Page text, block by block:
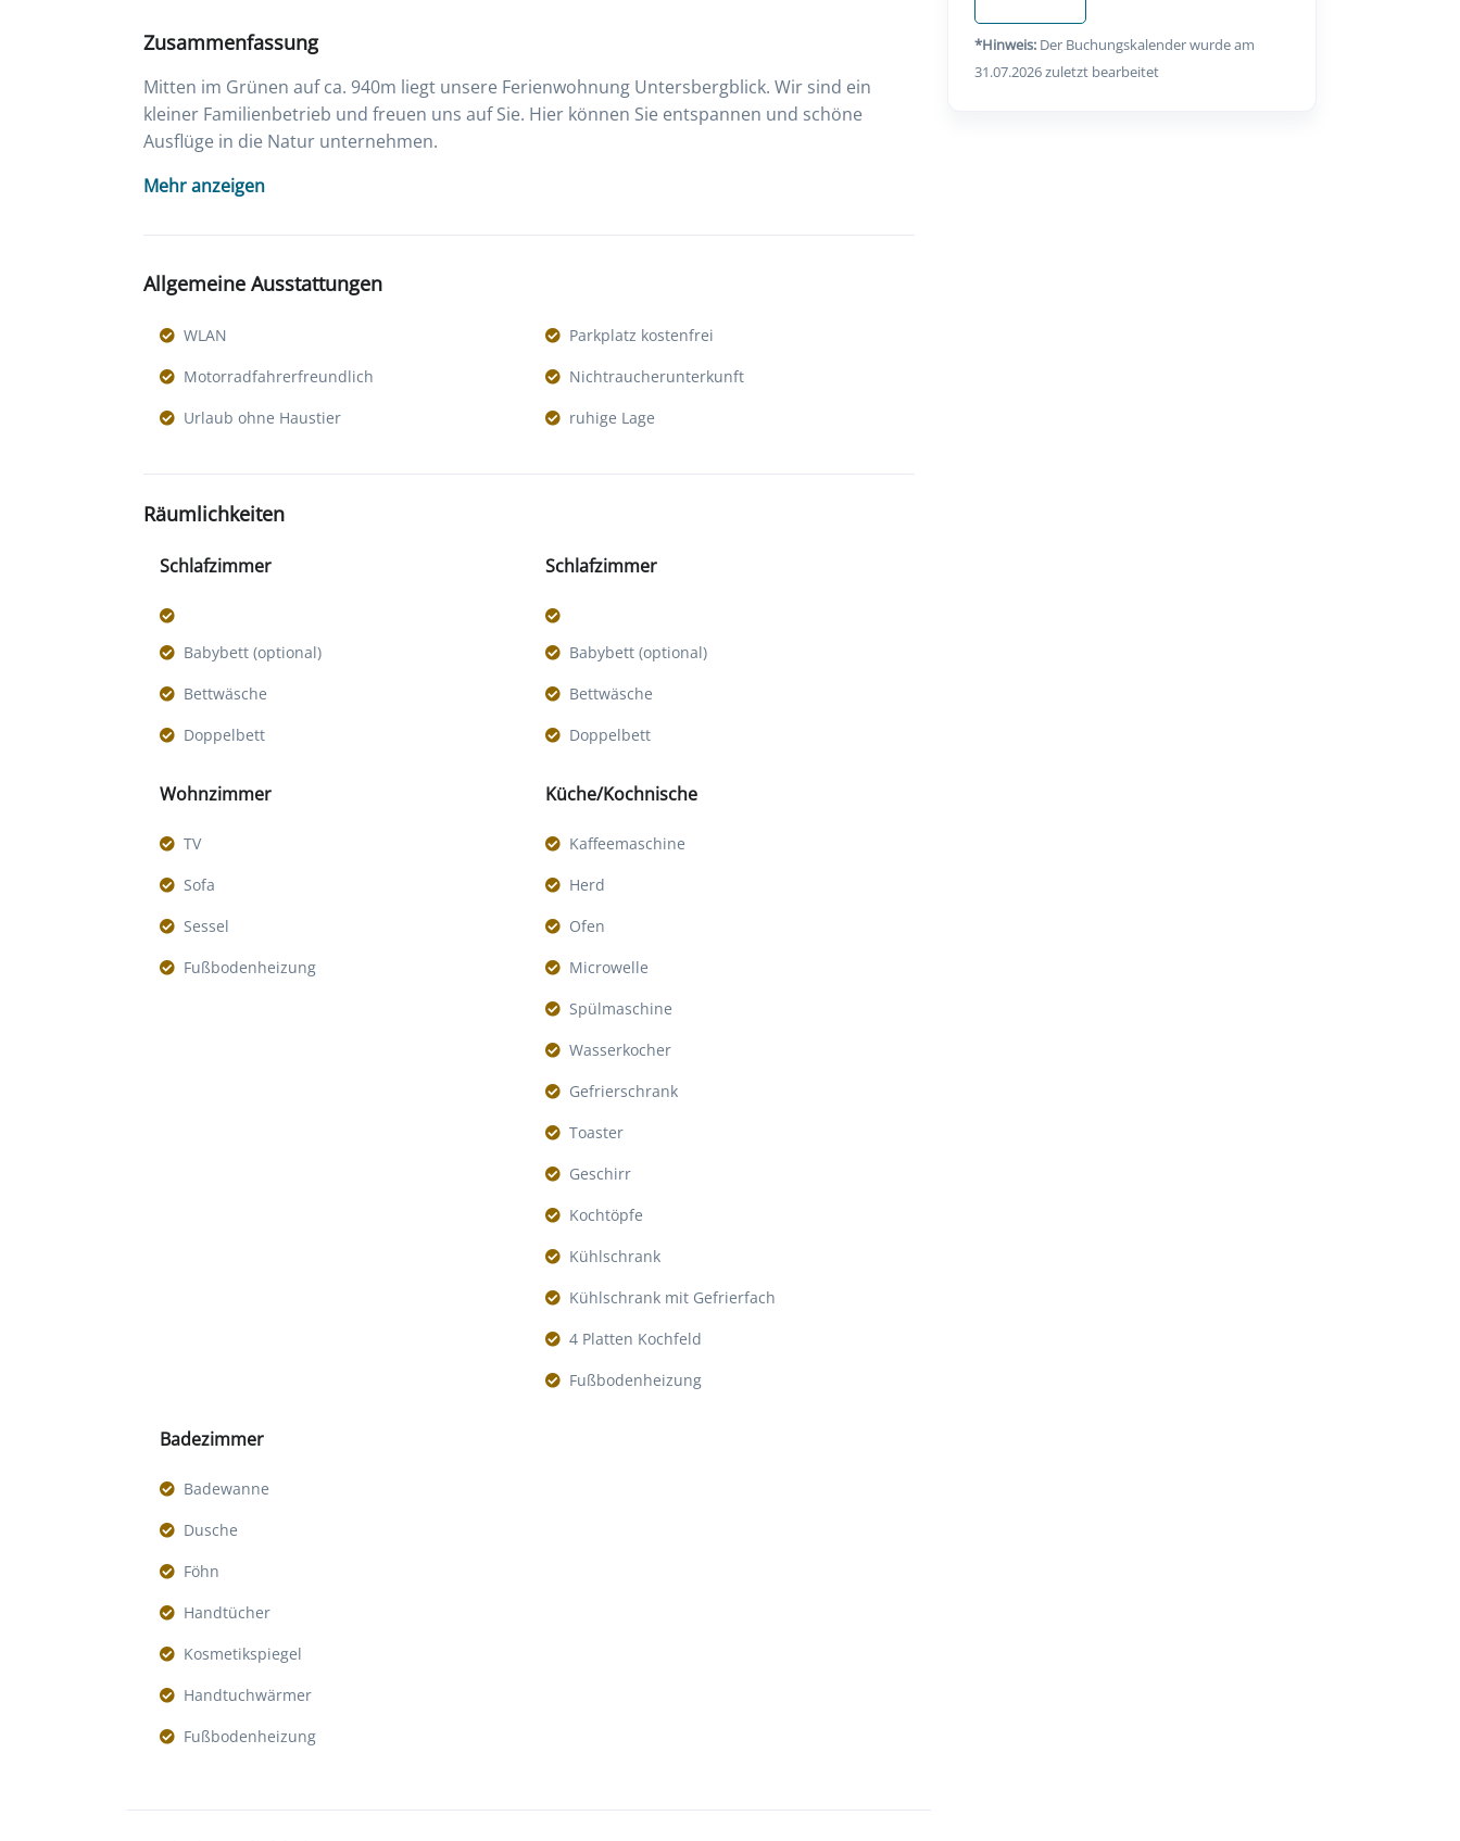
Zusammenfassung
Mitten im Grünen auf ca. 940m liegt unsere Ferienwohnung Untersbergblick. Wir sind ein
kleiner Familienbetrieb und freuen uns auf Sie. Hier können Sie entspannen und schöne
Ausflüge in die Natur unternehmen.
Mehr anzeigen
Allgemeine Ausstattungen
WLAN
Parkplatz kostenfrei
Motorradfahrerfreundlich
Nichtraucherunterkunft
Urlaub ohne Haustier
ruhige Lage
Räumlichkeiten
Schlafzimmer
Babybett (optional)
Bettwäsche
Doppelbett
Schlafzimmer
Babybett (optional)
Bettwäsche
Doppelbett
Wohnzimmer
TV
Sofa
Sessel
Fußbodenheizung
Küche/Kochnische
Kaffeemaschine
Herd
Ofen
Microwelle
Spülmaschine
Wasserkocher
Gefrierschrank
Toaster
Geschirr
Kochtöpfe
Kühlschrank
Kühlschrank mit Gefrierfach
4 Platten Kochfeld
Fußbodenheizung
Badezimmer
Badewanne
Dusche
Föhn
Handtücher
Kosmetikspiegel
Handtuchwärmer
Fußbodenheizung
*Hinweis: Der Buchungskalender wurde am
31.07.2026 zuletzt bearbeitet